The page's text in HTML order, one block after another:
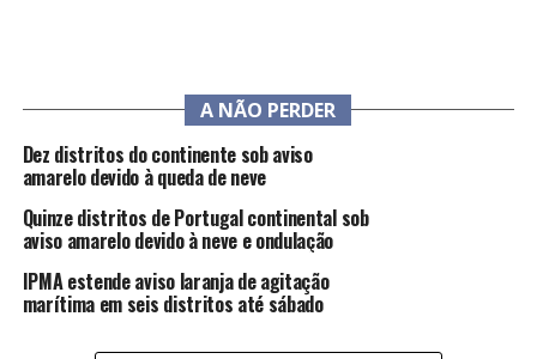
A NÃO PERDER
Dez distritos do continente sob aviso
amarelo devido à queda de neve
Quinze distritos de Portugal continental sob
aviso amarelo devido à neve e ondulação
IPMA estende aviso laranja de agitação
marítima em seis distritos até sábado